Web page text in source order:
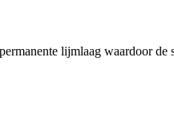
lijmlaag waardoor de